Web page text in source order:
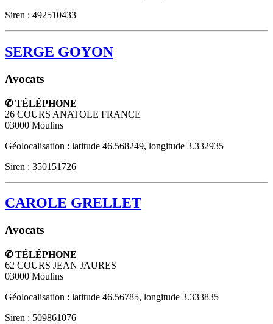
Siren : 492510433
SERGE GOYON
Avocats
✆ TÉLÉPHONE
26 COURS ANATOLE FRANCE
03000 Moulins
Géolocalisation : latitude 46.568249, longitude 3.332935
Siren : 350151726
CAROLE GRELLET
Avocats
✆ TÉLÉPHONE
62 COURS JEAN JAURES
03000 Moulins
Géolocalisation : latitude 46.56785, longitude 3.333835
Siren : 509861076